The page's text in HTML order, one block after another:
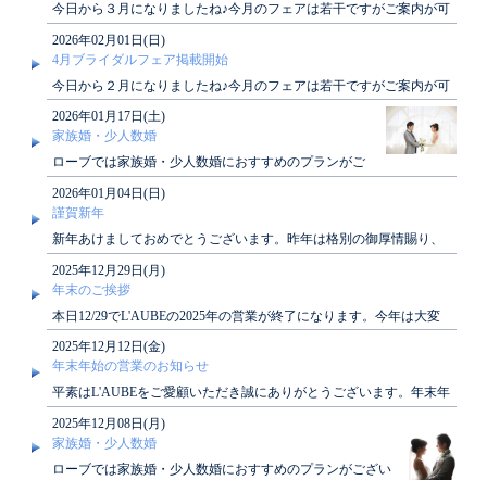
今日から３月になりましたね♪今月のフェアは若干ですがご案内が可
能でございます！４月のブライダルフェアカレ..
2026年02月01日(日)
4月ブライダルフェア掲載開始
今日から２月になりましたね♪今月のフェアは若干ですがご案内が可
能でございます！４月のブライダルフェアカレ..
2026年01月17日(土)
家族婚・少人数婚
ローブでは家族婚・少人数婚におすすめのプランがご
ざいます！アットホームな結婚式がしたい方、必見で
す♪詳し..
2026年01月04日(日)
謹賀新年
新年あけましておめでとうございます。昨年は格別の御厚情賜り、
深く感謝申し上げます。本年も皆さまに素敵なひ..
2025年12月29日(月)
年末のご挨拶
本日12/29でL'AUBEの2025年の営業が終了になります。今年は大変
おせわになりました。来年もお越..
2025年12月12日(金)
年末年始の営業のお知らせ
平素はL'AUBEをご愛顧いただき誠にありがとうございます。年末年
始休業期間につきまして、下記の通りご案..
2025年12月08日(月)
家族婚・少人数婚
ローブでは家族婚・少人数婚におすすめのプランがござい